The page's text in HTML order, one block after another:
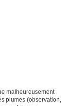
malheureusement
plumes (observation,